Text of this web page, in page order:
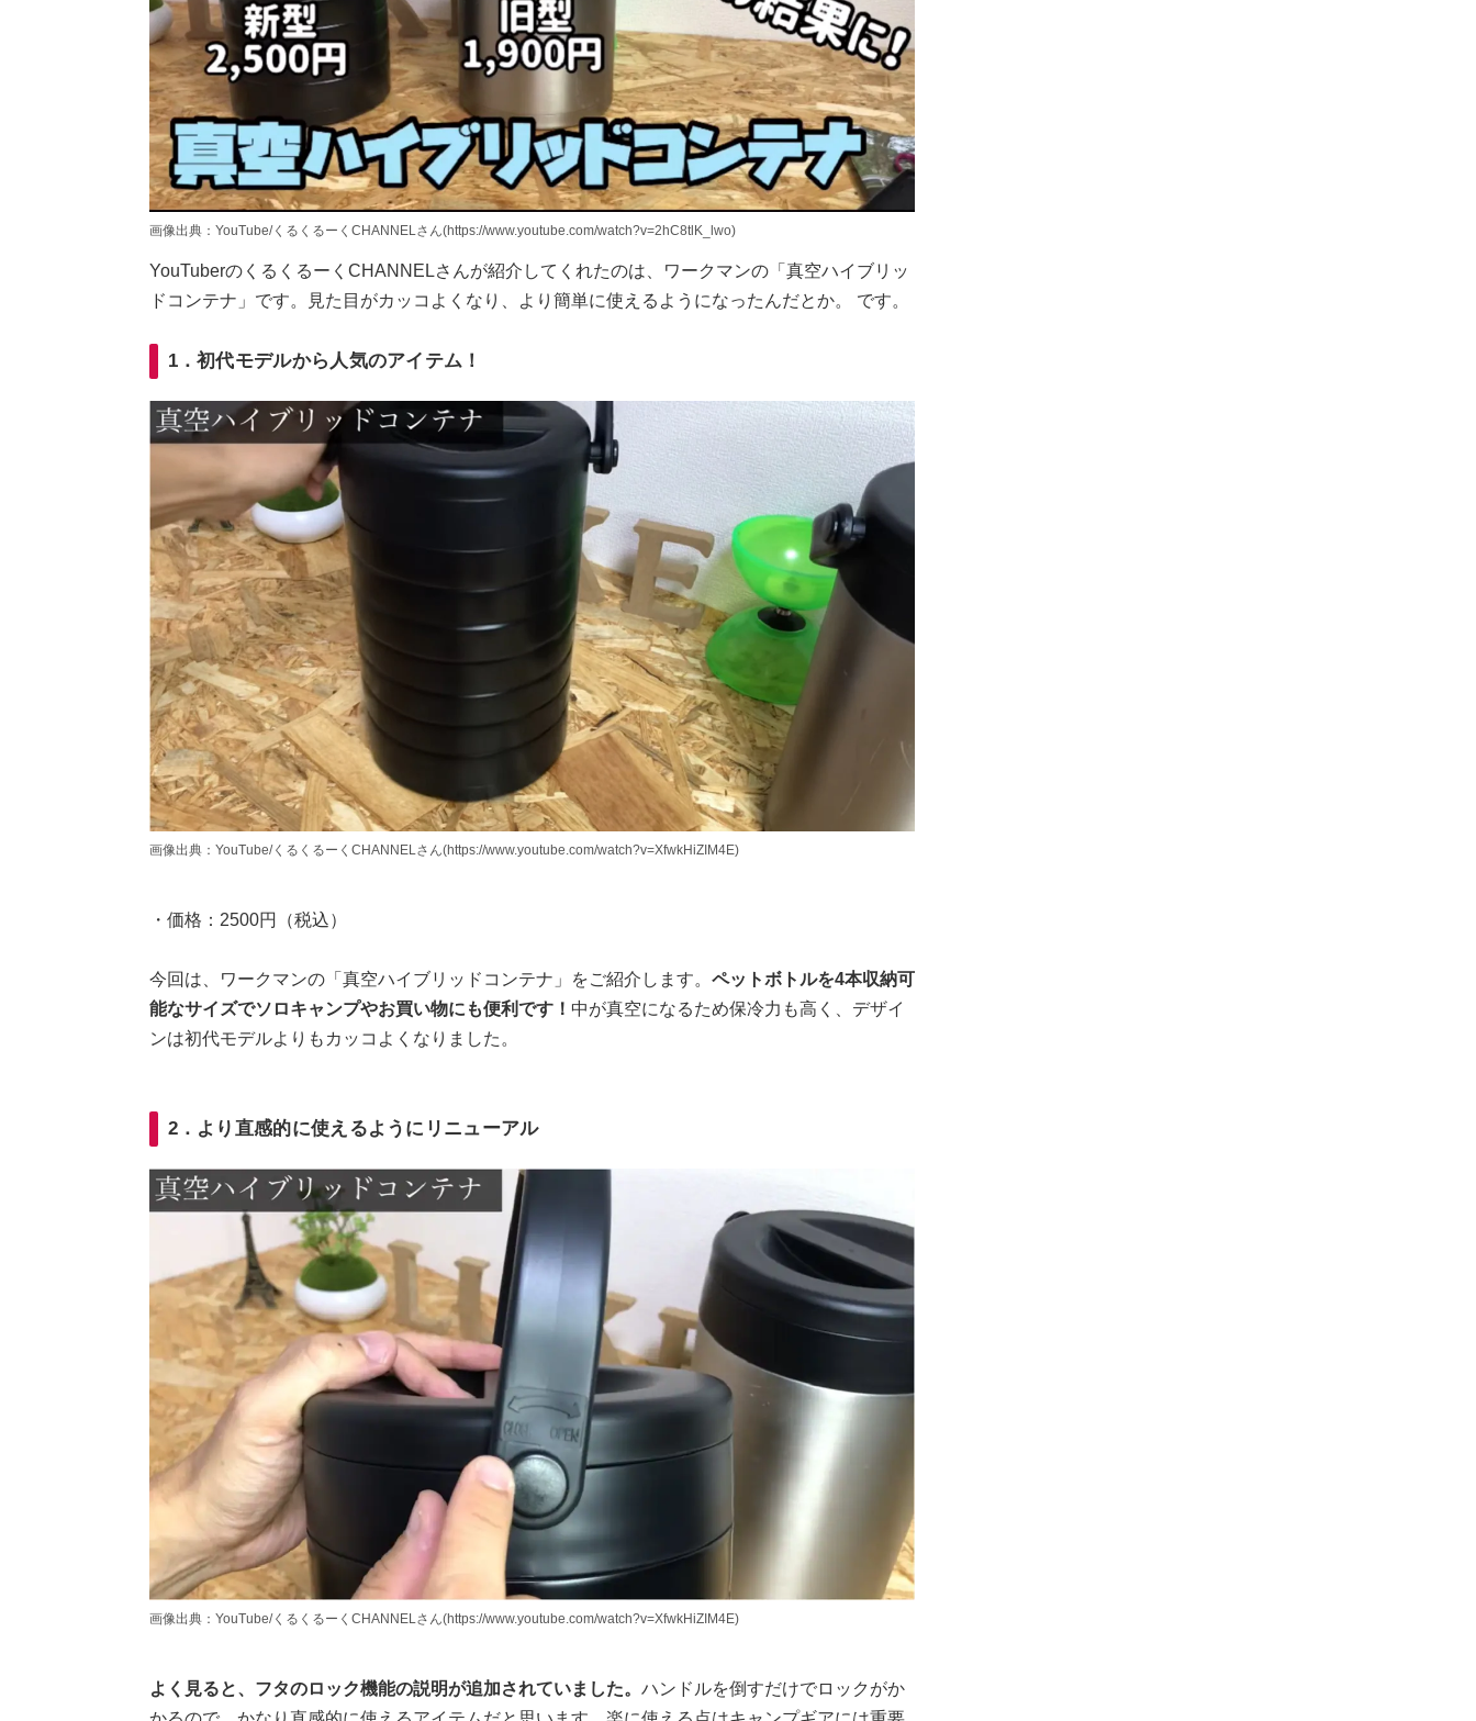
画像出典：YouTube/くるくるーくCHANNELさん(https://www.youtube.com/watch?v=2hC8tlK_lwo)
YouTuberのくるくるーくCHANNELさんが紹介してくれたのは、ワークマンの「真空ハイブリッ
ドコンテナ」です。見た目がカッコよくなり、より簡単に使えるようになったんだとか。 です。
1．初代モデルから人気のアイテム！
画像出典：YouTube/くるくるーくCHANNELさん(https://www.youtube.com/watch?v=XfwkHiZIM4E)
・価格：2500円（税込）
今回は、ワークマンの「真空ハイブリッドコンテナ」をご紹介します。 ペットボトルを4本収納可
能なサイズでソロキャンプやお買い物にも便利です！ 中が真空になるため保冷力も高く、デザイ
ンは初代モデルよりもカッコよくなりました。
2．より直感的に使えるようにリニューアル
画像出典：YouTube/くるくるーくCHANNELさん(https://www.youtube.com/watch?v=XfwkHiZIM4E)
よく見ると、フタのロック機能の説明が追加されていました。 ハンドルを倒すだけでロックがか